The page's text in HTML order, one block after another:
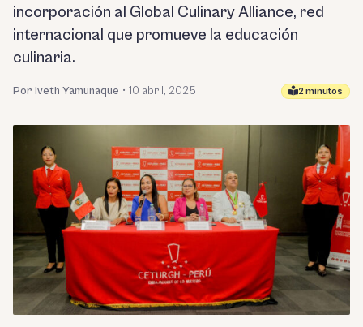
incorporación al Global Culinary Alliance, red
internacional que promueve la educación
culinaria.
Por Iveth Yamunaque • 10 abril, 2025 2 minutos